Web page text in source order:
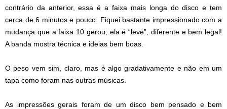
contrário da anterior, essa é a faixa mais longa do disco e tem
cerca de 6 minutos e pouco. Fiquei bastante impressionado com a
mudança que a faixa 10 gerou; ela é “leve”, diferente e bem legal!
A banda mostra técnica e ideias bem boas.
O peso vem sim, claro, mas é algo gradativamente e não em um
tapa como foram nas outras músicas.
As impressões gerais foram de um disco bem pensado e bem